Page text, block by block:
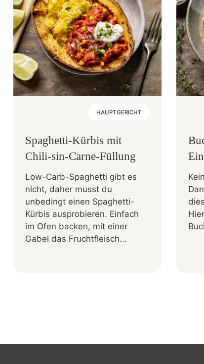
HAUPTGERICHT
Spaghetti-Kürbis mit
Chili-sin-Carne-Füllung
Low-Carb-Spaghetti gibt es
nicht, daher musst du
unbedingt einen Spaghetti-
Kürbis ausprobieren. Einfach
im Ofen backen, mit einer
Gabel das Fruchtfleisch...